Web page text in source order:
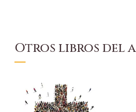
Otros libros del